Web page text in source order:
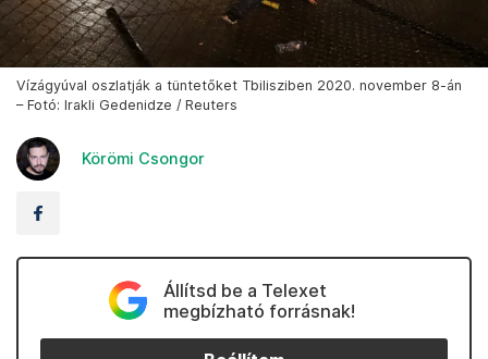
Vízágyúval oszlatják a tüntetőket Tbilisziben 2020. november 8-án
– Fotó: Irakli Gedenidze / Reuters
Körömi Csongor
Állítsd be a Telexet
megbízható forrásnak!